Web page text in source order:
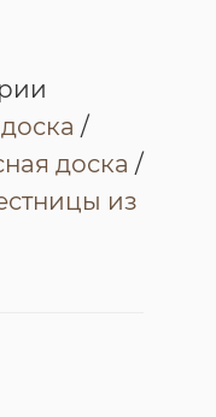
/
доска /
из